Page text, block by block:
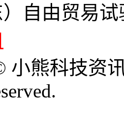
）自由贸易
小熊科技资